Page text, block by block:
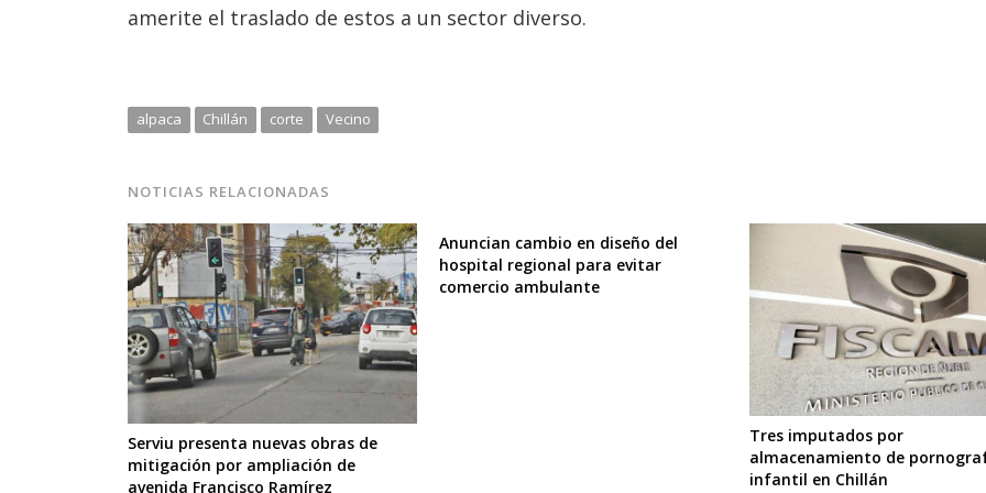
amerite el traslado de estos a un sector diverso.
alpaca Chillán corte Vecino
NOTICIAS RELACIONADAS
Serviu presenta nuevas obras de
mitigación por ampliación de
avenida Francisco Ramírez
Anuncian cambio en diseño del
hospital regional para evitar
comercio ambulante
Tres imputados por
almacenamiento de
infantil en Chillán